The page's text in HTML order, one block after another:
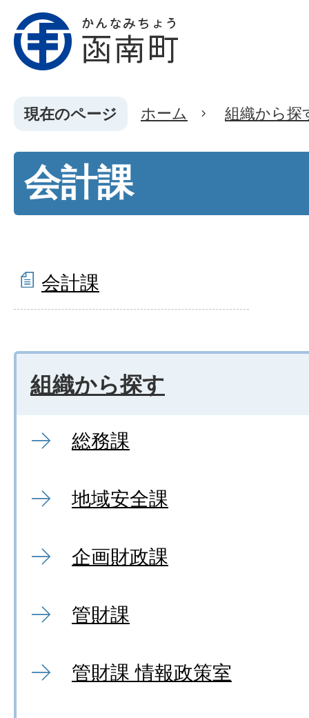
現在のページ ホーム 組織から探
会計課
会計課
組織から探す
総務課
地域安全課
企画財政課
管財課
管財課 情報政策室